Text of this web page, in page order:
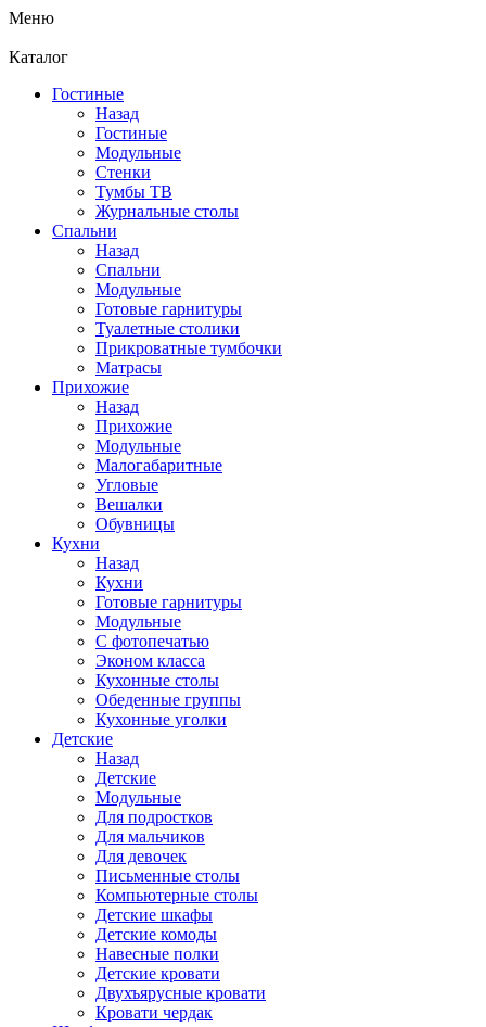
Меню
Каталог
Гостиные
Назад
Гостиные
Модульные
Стенки
Тумбы ТВ
Журнальные столы
Спальни
Назад
Спальни
Модульные
Готовые гарнитуры
Туалетные столики
Прикроватные тумбочки
Матрасы
Прихожие
Назад
Прихожие
Модульные
Малогабаритные
Угловые
Вешалки
Обувницы
Кухни
Назад
Кухни
Готовые гарнитуры
Модульные
С фотопечатью
Эконом класса
Кухонные столы
Обеденные группы
Кухонные уголки
Детские
Назад
Детские
Модульные
Для подростков
Для мальчиков
Для девочек
Письменные столы
Компьютерные столы
Детские шкафы
Детские комоды
Навесные полки
Детские кровати
Двухъярусные кровати
Кровати чердак